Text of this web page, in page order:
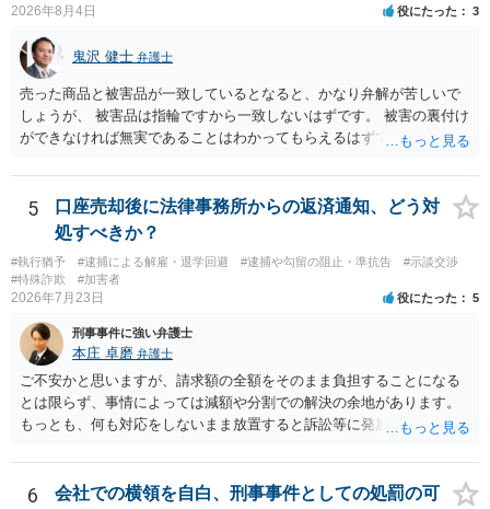
2026年8月4日 役にたった 3
鬼沢 健士 弁護士
売った商品と被害品が一致しているとなると、かなり弁解が苦しいで
しょうが、 被害品は指輪ですから一致しないはずです。 被害の裏付け
ができなければ無実であることはわかってもらえるはずです。
5
口座売却後に法律事務所からの返済通知、どう対
処すべきか？
#執行猶予 #逮捕による解雇・退学回避 #逮捕や勾留の阻止・準抗告
#示談交渉
#特殊詐欺
#加害者
2026年7月23日 役にたった 5
刑事事件に強い弁護士
本庄 卓磨 弁護士
ご不安かと思いますが、請求額の全額をそのまま負担することになる
とは限らず、事情によっては減額や分割での解決の余地があります。
もっとも、何も対応をしないまま放置すると訴訟等に発展してしまう
めします。
6
会社での横領を自白、刑事事件としての処罰の可